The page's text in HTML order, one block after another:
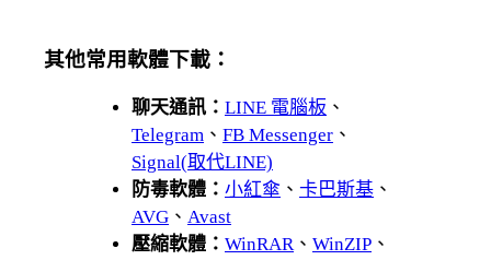
其他常用軟體下載：
聊天通訊： LINE 電腦板 、
Telegram 、 FB Messenger 、
Signal(取代LINE)
防毒軟體： 小紅傘 、 卡巴斯基 、
AVG 、 Avast
壓縮軟體： WinRAR、 WinZIP 、